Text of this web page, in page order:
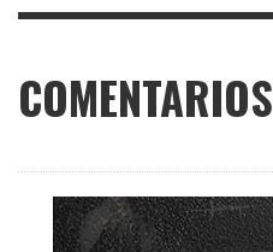
COMENTARIOS